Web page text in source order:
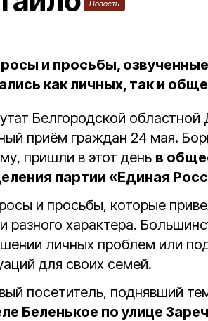
Новость
и просьбы,
как личных, так и
Белгородской
приём граждан 24 мая.
пришли в этот день в
партии «Единая
и просьбы, которые
разного характера.
личных проблем или
для своих семей.
посетитель, поднявший
Беленькое по улице